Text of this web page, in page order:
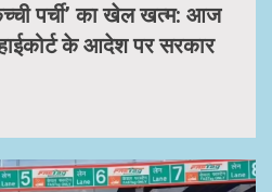
पर्ची’ का खेल खत्म: आज
के आदेश पर सरकार